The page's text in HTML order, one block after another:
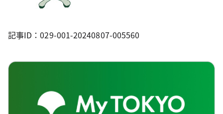
記事ID：029-001-20240807-005560